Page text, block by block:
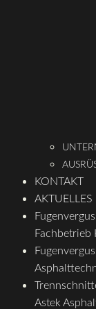
KONTAKT
AKTUELLES
Fachbetrieb
Astek